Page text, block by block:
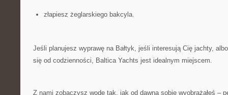
złapiesz żeglarskiego bakcyla.
Jeśli planujesz wyprawę na Bałtyk, jeśli interesują Cię jachty,
się od codzienności, Baltica Yachts jest idealnym miejscem.
Z nami zobaczysz wodę tak, jak od dawna sobie wyobrażałeś –